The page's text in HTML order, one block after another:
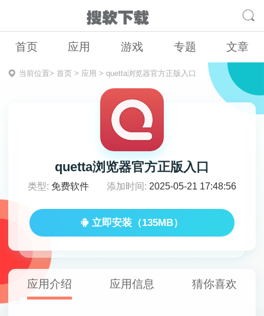
首页 应用 游戏 专题 文章
当前位置> 首页> 应用 > quetta浏览器官方正版入口
quetta浏览器官方正版入口
类型: 免费软件 添加时间: 2025-05-21 17:48:56
立即安装（135MB）
应用介绍 应用信息 猜你喜欢